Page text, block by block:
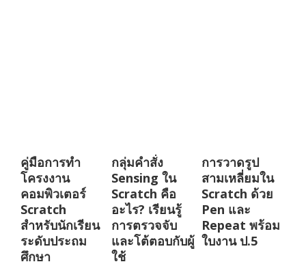
คู่มือการทำ
โครงงาน
คอมพิวเตอร์
Scratch
สำหรับนักเรียน
ระดับประถม
ศึกษา
กลุ่มคำสั่ง
Sensing ใน
Scratch คือ
อะไร? เรียนรู้
การตรวจจับ
และโต้ตอบกับผู้
ใช้
การวาดรูป
สามเหลี่ยมใน
Scratch ด้วย
Pen และ
Repeat พร้อม
ใบงาน ป.5